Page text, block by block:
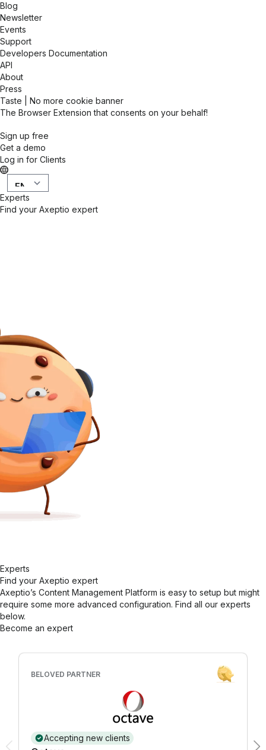
Blog
Newsletter
Events
Support
Developers Documentation
API
About
Press
Taste | No more cookie banner
The Browser Extension that consents on your behalf!
Sign up free
Get a demo
Log in for Clients
Experts
Find your Axeptio expert
Experts
Find your Axeptio expert
Axeptio’s Content Management Platform is easy to setup but might
require some more advanced configuration. Find all our experts
below.
Become an expert
BELOVED PARTNER
Accepting new clients